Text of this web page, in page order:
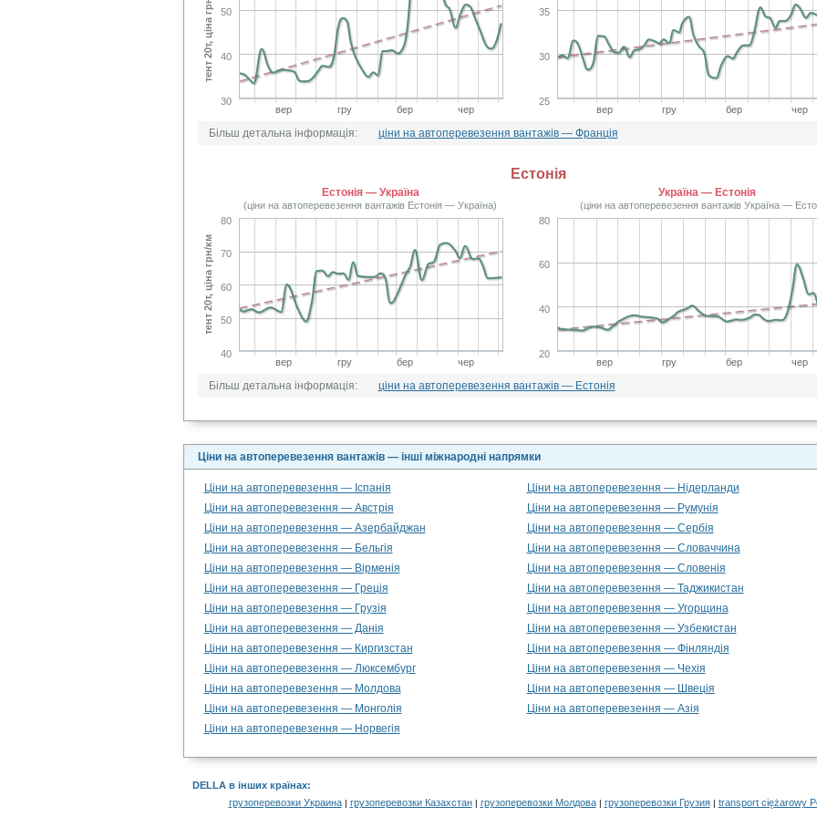
вер гру бер чер
30
40
50
тент 20т, ціна грн/км
вер гру бер чер
25
30
35
Більш детальна інформація: ціни на автоперевезення вантажів — Франція
Естонія
Естонія — Україна
(ціни на автоперевезення вантажів Естонія — Україна)
вер гру бер чер
40
50
60
70
80
тент 20т, ціна грн/км
Україна — Естонія
(ціни на автоперевезення вантажів Україна —
вер гру бер чер
20
40
60
80
Більш детальна інформація: ціни на автоперевезення вантажів — Естонія
Ціни на автоперевезення вантажів — інші міжнародні напрямки
Ціни на автоперевезення — Іспанія
Ціни на автоперевезення — Нідерланди
Ціни на автоперевезення — Австрія
Ціни на автоперевезення — Румунія
Ціни на автоперевезення — Азербайджан
Ціни на автоперевезення — Сербія
Ціни на автоперевезення — Бельгія
Ціни на автоперевезення — Словаччина
Ціни на автоперевезення — Вірменія
Ціни на автоперевезення — Словенія
Ціни на автоперевезення — Греція
Ціни на автоперевезення — Таджикистан
Ціни на автоперевезення — Грузія
Ціни на автоперевезення — Угорщина
Ціни на автоперевезення — Данія
Ціни на автоперевезення — Узбекистан
Ціни на автоперевезення — Киргизстан
Ціни на автоперевезення — Фінляндія
Ціни на автоперевезення — Люксембург
Ціни на автоперевезення — Чехія
Ціни на автоперевезення — Молдова
Ціни на автоперевезення — Швеція
Ціни на автоперевезення — Монголія
Ціни на автоперевезення — Азія
Ціни на автоперевезення — Норвегія
DELLA в інших країнах:
грузоперевозки Украина| грузоперевозки Казахстан| грузоперевозки Молдова| грузоперевозки Грузия| transport ciężarowy